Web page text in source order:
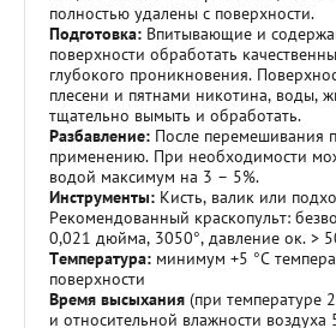
полностью удалены с поверхности.
Подготовка: Впитывающие и
поверхности обработать
глубокого проникновения.
плесени и пятнами никотина, воды,
тщательно вымыть и обработать.
Разбавление: После перемешивания
применению. При необходимости
водой максимум на 3 – 5%.
Инструменты: Кисть, валик или
Рекомендованный краскопульт:
0,021 дюйма, 3050°, давление ок. >
Температура: минимум +5 °C
поверхности
Время высыхания (при температуре
и относительной влажности воздуха